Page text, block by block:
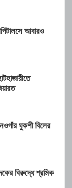
আবারও
নওগাঁর ঘুকশী বিলের
বিরুদ্ধে শ্রমিক